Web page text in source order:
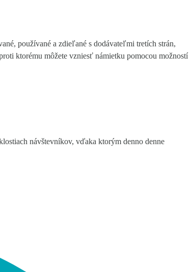
používané a zdieľané s dodávateľmi tretích strán,
ktorému môžete vzniesť námietku pomocou možností
návštevníkov, vďaka ktorým denno denne